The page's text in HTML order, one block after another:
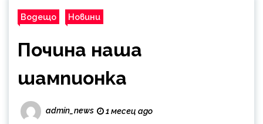
Водещо Новини
Почина наша
шампионка
admin_news 1 месец ago